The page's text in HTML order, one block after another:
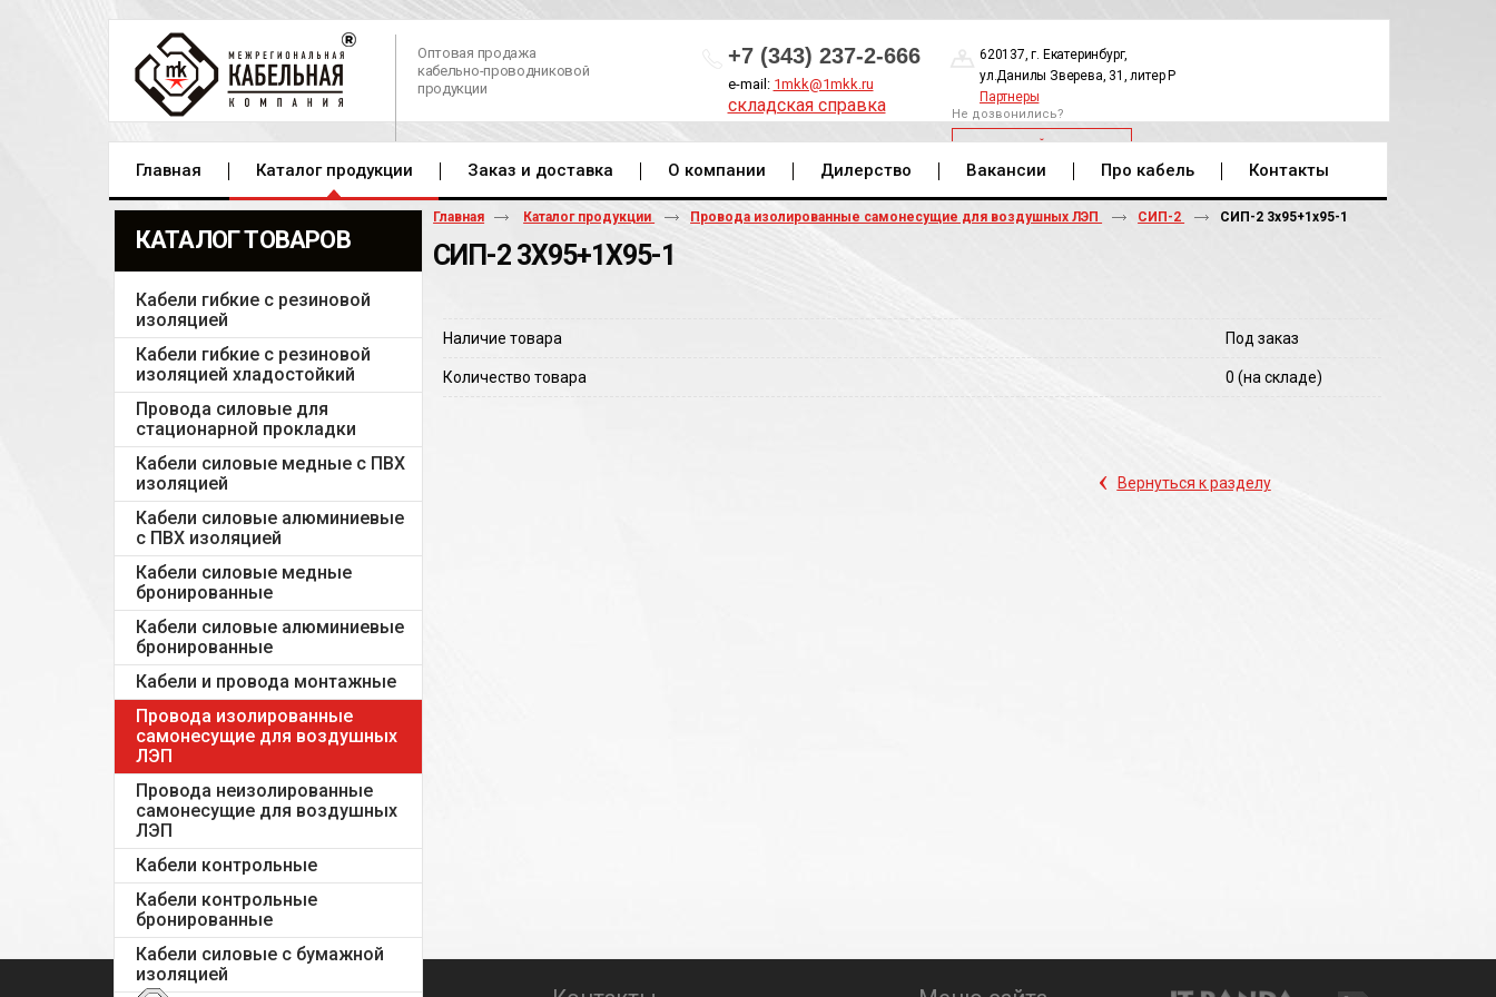
Оптовая продажа
кабельно-проводниковой
продукции
+7 (343) 237-2-666
e-mail: 1mkk@1mkk.ru
складская справка
620137, г. Екатеринбург,
ул.Данилы Зверева, 31, литер Р
Партнеры
Не дозвонились?
ОБРАТНЫЙ ЗВОНОК
Главная Каталог продукции Заказ и доставка О компании Дилерство Вакансии Про кабель Контакты
КАТАЛОГ ТОВАРОВ
Кабели гибкие с резиновой
изоляцией
Кабели гибкие с резиновой
изоляцией хладостойкий
Провода силовые для
стационарной прокладки
Кабели силовые медные с ПВХ
изоляцией
Кабели силовые алюминиевые
с ПВХ изоляцией
Кабели силовые медные
бронированные
Кабели силовые алюминиевые
бронированные
Кабели и провода монтажные
Провода изолированные
самонесущие для воздушных
ЛЭП
Провода неизолированные
самонесущие для воздушных
ЛЭП
Кабели контрольные
Кабели контрольные
бронированные
Кабели силовые с бумажной
изоляцией
Главная Каталог продукции Провода изолированные самонесущие для воздушных ЛЭП СИП-2 СИП-2 3х95+1х95-1
СИП-2 3Х95+1Х95-1
Наличие товара Под заказ
Количество товара 0 (на складе)
‹ Вернуться к разделу